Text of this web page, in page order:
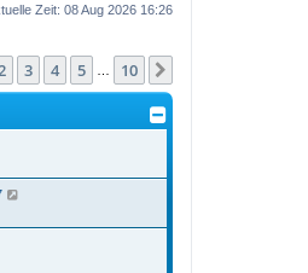
Zeit: 08 Aug 2026 16:26
von10
3 4 5 10